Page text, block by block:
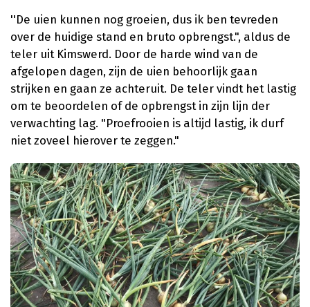
''De uien kunnen nog groeien, dus ik ben tevreden
over de huidige stand en bruto opbrengst.", aldus de
teler uit Kimswerd. Door de harde wind van de
afgelopen dagen, zijn de uien behoorlijk gaan
strijken en gaan ze achteruit. De teler vindt het lastig
om te beoordelen of de opbrengst in zijn lijn der
verwachting lag. "Proefrooien is altijd lastig, ik durf
niet zoveel hierover te zeggen."